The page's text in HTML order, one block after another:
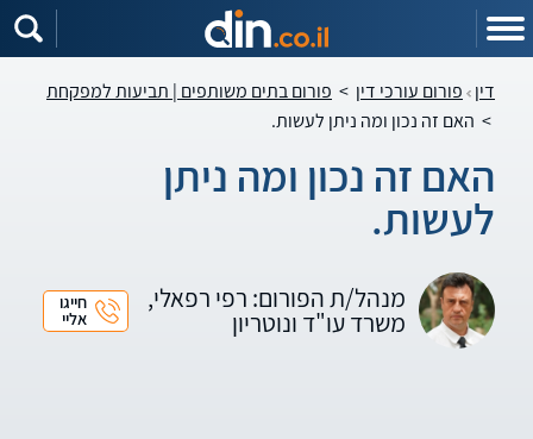
דין פורום עורכי דין > פורום בתים משותפים | תביעות למפקחת
> האם זה נכון ומה ניתן לעשות.
האם זה נכון ומה ניתן
לעשות.
מנהל/ת הפורום: רפי רפאלי,
משרד עו"ד ונוטריון
חייגו
אליי